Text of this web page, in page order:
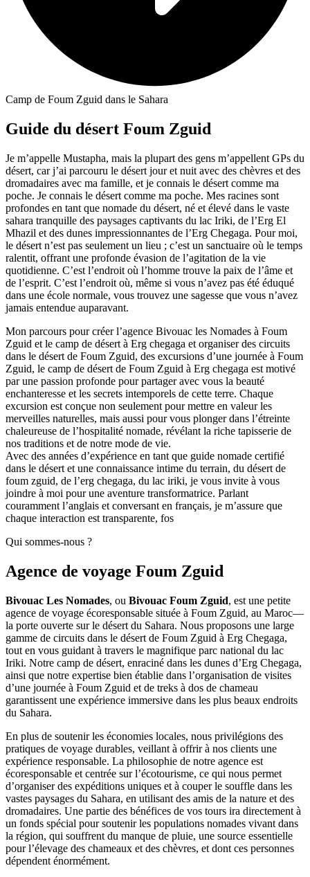
Camp de Foum Zguid dans le Sahara
Guide du désert Foum Zguid
Je m’appelle Mustapha, mais la plupart des gens m’appellent GPs du
désert, car j’ai parcouru le désert jour et nuit avec des chèvres et des
dromadaires avec ma famille, et je connais le désert comme ma
poche. Je connais le désert comme ma poche. Mes racines sont
profondes en tant que nomade du désert, né et élevé dans le vaste
sahara tranquille des paysages captivants du lac Iriki, de l’Erg El
Mhazil et des dunes impressionnantes de l’Erg Chegaga. Pour moi,
le désert n’est pas seulement un lieu ; c’est un sanctuaire où le temps
ralentit, offrant une profonde évasion de l’agitation de la vie
quotidienne. C’est l’endroit où l’homme trouve la paix de l’âme et
de l’esprit. C’est l’endroit où, même si vous n’avez pas été éduqué
dans une école normale, vous trouvez une sagesse que vous n’avez
jamais entendue auparavant.
Mon parcours pour créer l’agence Bivouac les Nomades à Foum
Zguid et le camp de désert à Erg chegaga et organiser des circuits
dans le désert de Foum Zguid, des excursions d’une journée à Foum
Zguid, le camp de désert de Foum Zguid à Erg chegaga est motivé
par une passion profonde pour partager avec vous la beauté
enchanteresse et les secrets intemporels de cette terre. Chaque
excursion est conçue non seulement pour mettre en valeur les
merveilles naturelles, mais aussi pour vous plonger dans l’étreinte
chaleureuse de l’hospitalité nomade, révélant la riche tapisserie de
nos traditions et de notre mode de vie.
Avec des années d’expérience en tant que guide nomade certifié
dans le désert et une connaissance intime du terrain, du désert de
foum zguid, de l’erg chegaga, du lac iriki, je vous invite à vous
joindre à moi pour une aventure transformatrice. Parlant
couramment l’anglais et conversant en français, je m’assure que
chaque interaction est transparente, fos
Qui sommes-nous ?
Agence de voyage Foum Zguid
Bivouac Les Nomades, ou Bivouac Foum Zguid, est une petite
agence de voyage écoresponsable située à Foum Zguid, au Maroc—
la porte ouverte sur le désert du Sahara. Nous proposons une large
gamme de circuits dans le désert de Foum Zguid à Erg Chegaga,
tout en vous guidant à travers le magnifique parc national du lac
Iriki. Notre camp de désert, enraciné dans les dunes d’Erg Chegaga,
ainsi que notre expertise bien établie dans l’organisation de visites
d’une journée à Foum Zguid et de treks à dos de chameau
garantissent une expérience immersive dans les plus beaux endroits
du Sahara.
En plus de soutenir les économies locales, nous privilégions des
pratiques de voyage durables, veillant à offrir à nos clients une
expérience responsable. La philosophie de notre agence est
écoresponsable et centrée sur l’écotourisme, ce qui nous permet
d’organiser des expéditions uniques et à couper le souffle dans les
vastes paysages du Sahara, en utilisant des amis de la nature et des
dromadaires. Une partie des bénéfices de vos tours ira directement à
un fonds spécial pour soutenir les populations nomades vivant dans
la région, qui souffrent du manque de pluie, une source essentielle
pour l’élevage des chameaux et des chèvres, et dont ces personnes
dépendent énormément.